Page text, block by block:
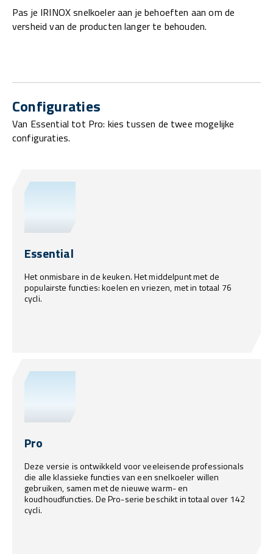
Pas je IRINOX snelkoeler aan je behoeften aan om de
versheid van de producten langer te behouden.
Configuraties
Van Essential tot Pro: kies tussen de twee mogelijke
configuraties.
Essential
Het onmisbare in de keuken. Het middelpunt met de
populairste functies: koelen en vriezen, met in totaal 76
cycli.
Pro
Deze versie is ontwikkeld voor veeleisende professionals
die alle klassieke functies van een snelkoeler willen
gebruiken, samen met de nieuwe warm- en
koudhoudfuncties. De Pro-serie beschikt in totaal over 142
cycli.